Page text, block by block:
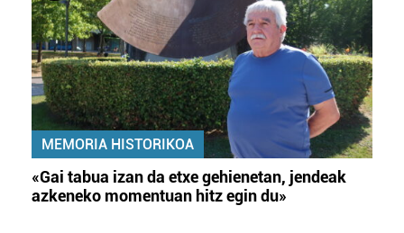
MEMORIA HISTORIKOA
«Gai tabua izan da etxe gehienetan, jendeak
azkeneko momentuan hitz egin du»